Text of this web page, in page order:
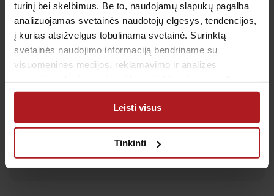
turinį bei skelbimus. Be to, naudojamų slapukų pagalba
analizuojamas svetainės naudotojų elgesys, tendencijos,
į kurias atsižvelgus tobulinama svetainė. Surinktą
svetainės naudojimo informaciją bendriname su
visuomeninės medijos, reklamavimo ir analizės
arba naudojant paslaugas surinktos informacijos.
Leisti visus
Tinkinti
Kodėl pasirinkote “Antėją”?:
Čia dirba jaunas, veržlus, darbštus
kolektyvas, o kartu dirbant komandoje,
Užsienio kalbos:
Rusų k.